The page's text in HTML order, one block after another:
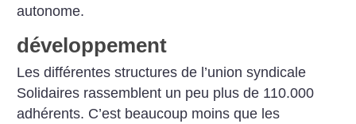
autonome.
développement
Les différentes structures de l’union syndicale
Solidaires rassemblent un peu plus de 110.000
adhérents. C’est beaucoup moins que les